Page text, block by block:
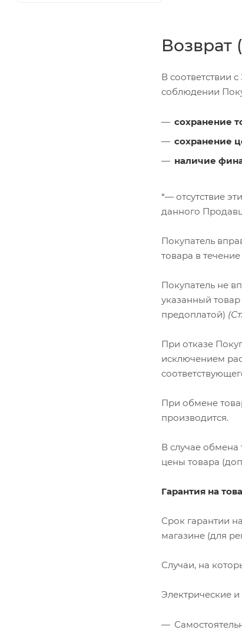
Возврат
В соответствии
соблюдении
сохранение
сохранение
наличие
*— отсутствие
данного
Покупатель
товара в
Покупатель не
указанный
предоплатой)
При отказе
исключением
При обмене
производится.
В случае обмена
цены товара
Гарантия на
Срок гарантии
магазине (для
Случаи, на
Электрические